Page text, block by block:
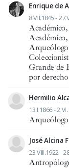
Enrique de
8.VII.1845 -
Grande de
por
Hermilio
13.I.1866 -
José Alcina
23.VIII.1922 -